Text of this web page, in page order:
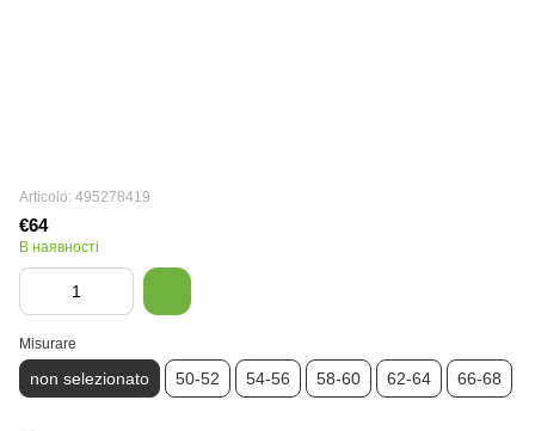
Articolo: 495278419
€64
В наявності
Misurare
non selezionato 50-52 54-56 58-60 62-64 66-68